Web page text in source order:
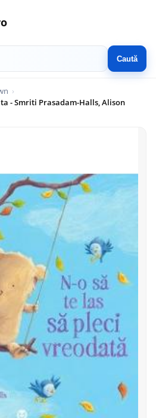
Caută
- Smriti Prasadam-Halls, Alison